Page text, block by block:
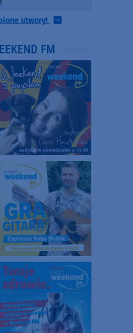
utwory!
FM